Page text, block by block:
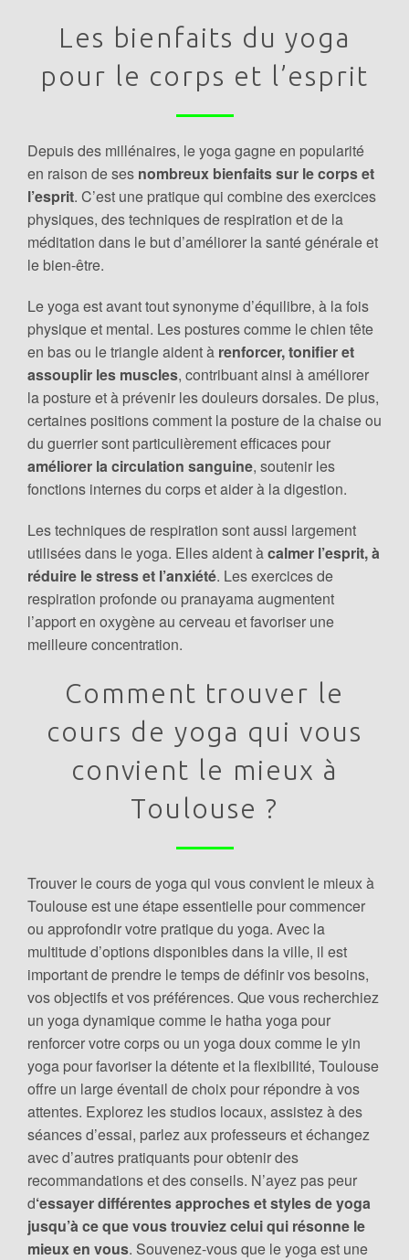
Les bienfaits du yoga
pour le corps et l’esprit
Depuis des millénaires, le yoga gagne en popularité
en raison de ses nombreux bienfaits sur le corps et
l’esprit. C’est une pratique qui combine des exercices
physiques, des techniques de respiration et de la
méditation dans le but d’améliorer la santé générale et
le bien-être.
Le yoga est avant tout synonyme d’équilibre, à la fois
physique et mental. Les postures comme le chien tête
en bas ou le triangle aident à renforcer, tonifier et
assouplir les muscles, contribuant ainsi à améliorer
la posture et à prévenir les douleurs dorsales. De plus,
certaines positions comment la posture de la chaise ou
du guerrier sont particulièrement efficaces pour
améliorer la circulation sanguine, soutenir les
fonctions internes du corps et aider à la digestion.
Les techniques de respiration sont aussi largement
utilisées dans le yoga. Elles aident àcalmer l’esprit, à
réduire le stress et l’anxiété. Les exercices de
respiration profonde ou pranayama augmentent
l’apport en oxygène au cerveau et favoriser une
meilleure concentration.
Comment trouver le
cours de yoga qui vous
convient le mieux à
Toulouse ?
Trouver le cours de yoga qui vous convient le mieux à
Toulouse est une étape essentielle pour commencer
ou approfondir votre pratique du yoga. Avec la
multitude d’options disponibles dans la ville, il est
important de prendre le temps de définir vos besoins,
vos objectifs et vos préférences. Que vous recherchiez
un yoga dynamique comme le hatha yoga pour
renforcer votre corps ou un yoga doux comme le yin
yoga pour favoriser la détente et la flexibilité, Toulouse
offre un large éventail de choix pour répondre à vos
attentes. Explorez les studios locaux, assistez à des
séances d’essai, parlez aux professeurs et échangez
avec d’autres pratiquants pour obtenir des
recommandations et des conseils. N’ayez pas peur
d‘essayer différentes approches et styles de yoga
jusqu’à ce que vous trouviez celui qui résonne le
mieux en vous. Souvenez-vous que le yoga est une